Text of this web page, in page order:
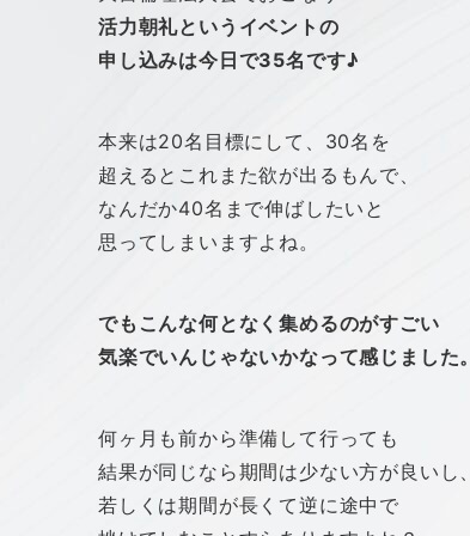
活力朝礼というイベントの
申し込みは今日で35名です♪
本来は20名目標にして、30名を
超えるとこれまた欲が出るもんで、
なんだか40名まで伸ばしたいと
思ってしまいますよね。
でもこんな何となく集めるのがすごい
気楽でいんじゃないかなって感じました。
何ヶ月も前から準備して行っても
結果が同じなら期間は少ない方が良いし、
若しくは期間が長くて逆に途中で